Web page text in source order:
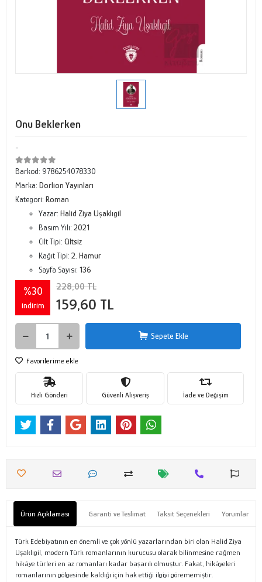
Onu Beklerken
-
Barkod: 9786254078330
Marka: Dorlion Yayınları
Kategori: Roman
Yazar: Halid Ziya Uşaklıgil
Basım Yılı: 2021
Cilt Tipi: Ciltsiz
Kağıt Tipi: 2. Hamur
Sayfa Sayısı: 136
%30
indirim
228,00 TL
159,60 TL
Sepete Ekle
Favorilerime ekle
Hızlı Gönderi Güvenli Alışveriş İade ve Değişim
Ürün Açıklaması Garanti ve Teslimat Taksit Seçenekleri Yorumlar
Türk Edebiyatının en önemli ve çok yönlü yazarlarından biri olan Halid Ziya
Uşaklıgil, modern Türk romanlarının kurucusu olarak bilinmesine rağmen
hikâye türleri en az romanları kadar başarılı olmuştur. Fakat, hikâyeleri
romanlarının gölgesinde kaldığı için hak ettiği ilgiyi görememiştir.